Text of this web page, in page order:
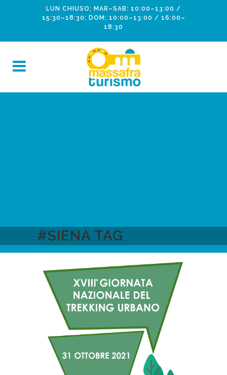
LUN CHIUSO; MAR–SAB: 10:00–13:00 /
15:30–18:30; DOM: 10:00–13:00 / 16:00–
18:30
#SIENA TAG